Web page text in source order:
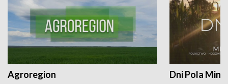
Agroregion Dni Pola